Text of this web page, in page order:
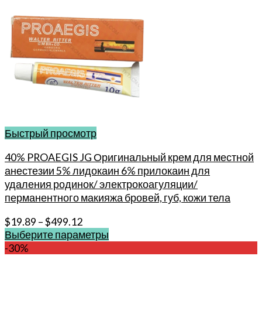
Быстрый просмотр
40% PROAEGIS JG Оригинальный крем для местной
анестезии 5% лидокаин 6% прилокаин для
удаления родинок/ электрокоагуляции/
перманентного макияжа бровей, губ, кожи тела
$19.89 –$499.12
Выберите параметры
Этот
-30%